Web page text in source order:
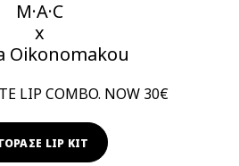
M·A·C
x
Oikonomakou
LIP COMBO. NOW 30€
LIP KIT